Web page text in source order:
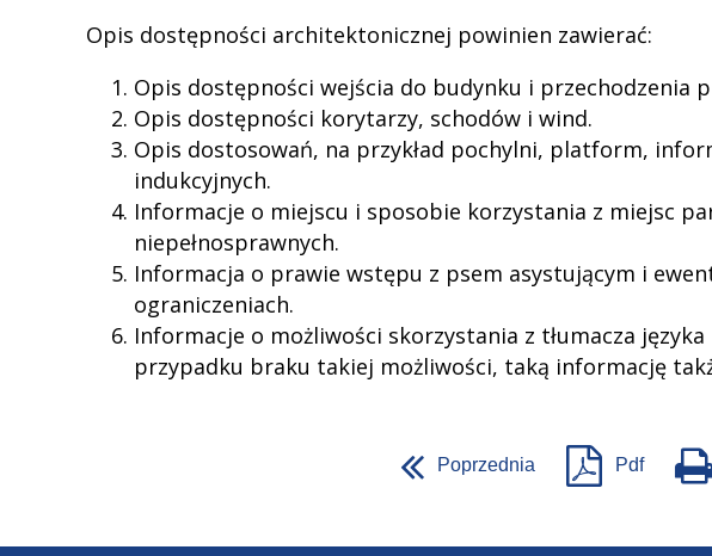
Opis dostępności architektonicznej powinien zawierać:
Opis dostępności wejścia do budynku i przechodzenia
Opis dostępności korytarzy, schodów i wind.
Opis dostosowań, na przykład pochylni, platform,
indukcyjnych.
Informacje o miejscu i sposobie korzystania z miejsc
niepełnosprawnych.
Informacja o prawie wstępu z psem asystującym i
ograniczeniach.
Informacje o możliwości skorzystania z tłumacza
przypadku braku takiej możliwości, taką informację
Poprzednia Pdf